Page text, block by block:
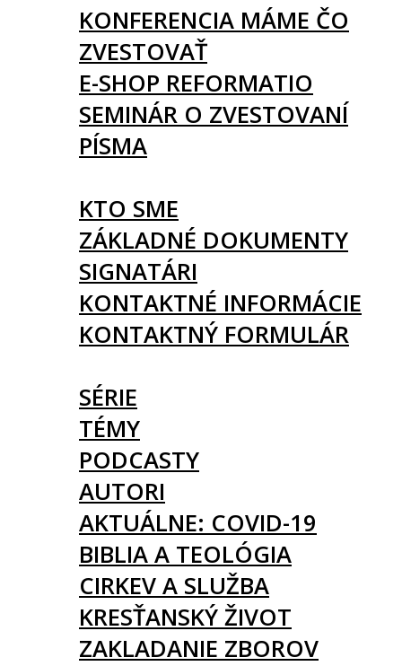
KONFERENCIA MÁME ČO
ZVESTOVAŤ
E-SHOP REFORMATIO
SEMINÁR O ZVESTOVANÍ
PÍSMA
KTO SME
ZÁKLADNÉ DOKUMENTY
SIGNATÁRI
KONTAKTNÉ INFORMÁCIE
KONTAKTNÝ FORMULÁR
SÉRIE
TÉMY
PODCASTY
AUTORI
AKTUÁLNE: COVID-19
BIBLIA A TEOLÓGIA
CIRKEV A SLUŽBA
KRESŤANSKÝ ŽIVOT
ZAKLADANIE ZBOROV